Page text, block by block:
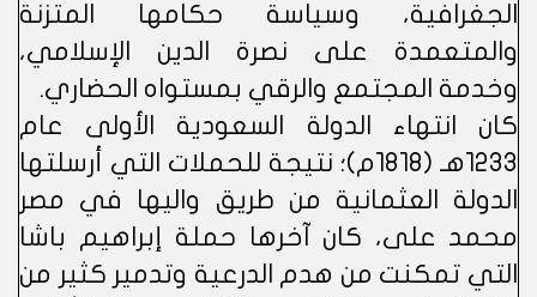
الجغرافية، وسياسة حكامها المتزنة
والمتعمدة على نصرة الدين الإسلامي،
وخدمة المجتمع والرقي بمستواه الحضاري.
كان انتهاء الدولة السعودية الأولى عام
1233هـ (1818م)؛ نتيجة للحملات التي أرسلتها
الدولة العثمانية من طريق واليها في مصر
محمد على، كان آخرها حملة إبراهيم باشا
التي تمكنت من هدم الدرعية وتدمير كثير من